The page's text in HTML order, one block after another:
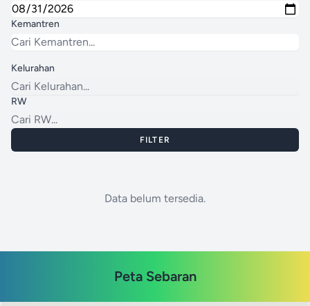
Kemantren
Kelurahan
RW
FILTER
Data belum tersedia.
Peta Sebaran